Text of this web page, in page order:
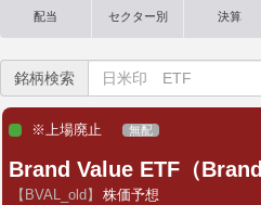
配当 セクター別 決算
銘柄検索
※上場廃止 無配
Brand Value ETF（Brand
【BVAL_old】 株価予想